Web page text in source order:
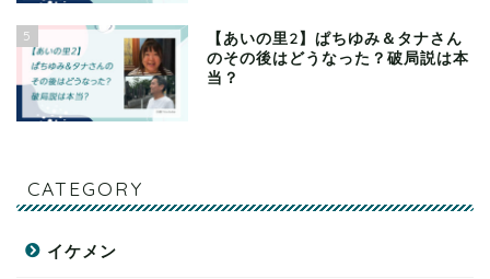
5
【あいの里2】ぱちゆみ＆タナさん
のその後はどうなった？破局説は本
当？
CATEGORY
イケメン